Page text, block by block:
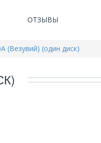
ОТЗЫВЫ
(Везувий) (один диск)